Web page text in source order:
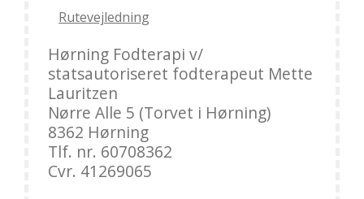
Rutevejledning
Hørning Fodterapi v/
statsautoriseret fodterapeut Mette
Lauritzen
Nørre Alle 5 (Torvet i Hørning)
8362 Hørning
Tlf. nr. 60708362
Cvr. 41269065